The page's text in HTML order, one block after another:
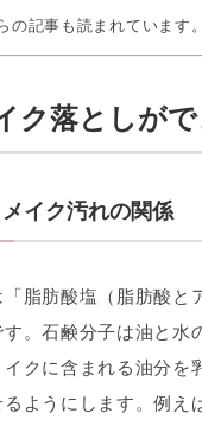
の記事も読まれています。
ク落としが
イク汚れの関係
脂肪酸塩（脂肪酸と
。石鹸分子は油と水
クに含まれる油分を
ようにします。例え